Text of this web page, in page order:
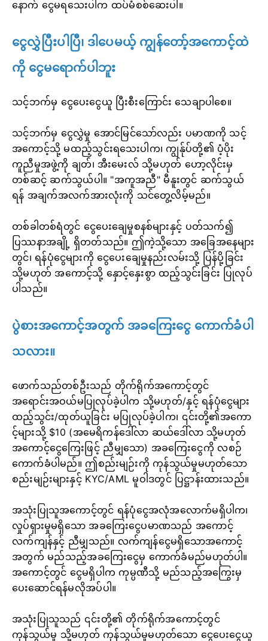
နောက် ငွေမရသေးပါက ထပ်မံစစ်ဆေးပါ။
ငွေလွှဲပြီးပါပြီ၊ ဒါပေမယ့် ကျွန်တော့်အကောင့်ထဲ
ကို ငွေမရောက်ပါဘူး
သင့်ဘက်မှ ငွေပေးငွေယူ ပြီးစီးကြောင်း သေချာပါစေ။
သင့်ဘက်မှ ငွေလွှဲမှု အောင်မြင်သော်လည်း ပမာဏကို သင့်
အကောင့်သို့ မထည့်သွင်းရသေးပါက၊ ကျွန်ုပ်တို့၏ ပံ့ပိုး
ကူညီမှုအဖွဲ့ကို ချတ်၊ အီးမေးလ် သို့မဟုတ် ဟော့လိုင်းမှ
တစ်ဆင့် ဆက်သွယ်ပါ။ "အကူအညီ" မီနူးတွင် ဆက်သွယ်
ရန် အချက်အလက်အားလုံးကို သင်တွေ့လိမ့်မည်။
တစ်ခါတစ်ရံတွင် ငွေပေးချေမှုစနစ်များနှင့် ပတ်သက်၍
ပြဿနာအချို့ ရှိတတ်သည်။ ဤကဲ့သို့သော အခြေအနေများ
တွင်၊ ရန်ပုံငွေများကို ငွေပေးချေမှုနည်းလမ်းသို့ ပြန်ပို့ခြင်း
သို့မဟုတ် အကောင့်သို့ နှောင့်နှေးစွာ ထည့်သွင်းခြင်း ပြုလုပ်
ပါသည်။
ပွဲစားအကောင့်အတွက် အခကြေးငွေ ကောက်ခံပါ
သလား။
ဖောက်သည်တစ်ဦးသည် တိုက်ရိုက်အကောင့်တွင်
အရောင်းအဝယ်မပြုလုပ်ခဲ့ပါက သို့မဟုတ်/နှင့် ရန်ပုံငွေများ
ထည့်သွင်း/ထုတ်ယူခြင်း မပြုလုပ်ခဲ့ပါက၊ ၎င်းတို့၏အကော
င့်များသို့ $10 (အမေရိကန်ဒေါ်လာ ဆယ်ဒေါ်လာ သို့မဟုတ်
အကောင့်ငွေကြေးဖြင့် ညီမျှသော) အခကြေးငွေကို လစဉ်
ကောက်ခံပါမည်။ ဤစည်းမျဉ်းကို ကုန်သွယ်မှုမဟုတ်သော
စည်းမျဉ်းများနှင့် KYC/AML မူဝါဒတွင် ပြဋ္ဌာန်းထားသည်။
အသုံးပြုသူအကောင့်တွင် ရန်ပုံငွေအလုံအလောက်မရှိပါက၊
လှုပ်ရှားမှုမရှိသော အခကြေးငွေပမာဏသည် အကောင့်
လက်ကျန်နှင့် ညီမျှသည်။ လက်ကျန်ငွေမရှိသောအကောင့်
အတွက် မည်သည့်အခကြေးငွေမှ ကောက်ခံမည်မဟုတ်ပါ။
အကောင့်တွင် ငွေမရှိပါက ကုမ္ပဏီသို့ မည်သည့်အကြွေးမှ
ပေးဆောင်ရန်မလိုအပ်ပါ။
အသုံးပြုသူသည် ၎င်းတို့၏ တိုက်ရိုက်အကောင့်တွင်
ကုန်သွယ်မှု သို့မဟုတ် ကုန်သွယ်မှုမဟုတ်သော ငွေပေးငွေယူ